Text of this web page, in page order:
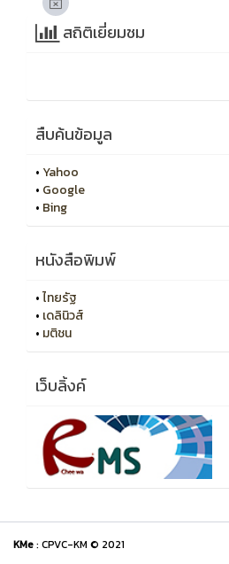
สถิติเยี่ยมชม
สืบค้นข้อมูล
• Yahoo
• Google
• Bing
หนังสือพิมพ์
•ไทยรัฐ
• เดลินิวส์
• มติชน
เว็บลิ้งค์
KMe: CPVC-KM © 2021